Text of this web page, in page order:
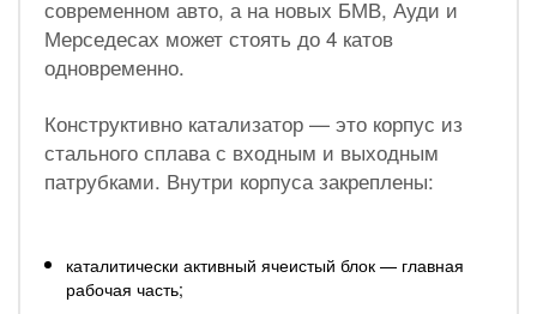
современном авто, а на новых БМВ, Ауди и
Мерседесах может стоять до 4 катов
одновременно.
Конструктивно катализатор — это корпус из
стального сплава с входным и выходным
патрубками. Внутри корпуса закреплены:
каталитически активный ячеистый блок — главная
рабочая часть;